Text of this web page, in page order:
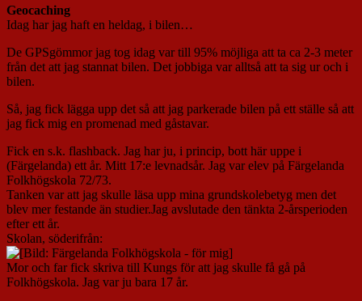
Geocaching
Idag har jag haft en heldag, i bilen…
De GPSgömmor jag tog idag var till 95% möjliga att ta ca 2-3 meter
från det att jag stannat bilen. Det jobbiga var alltså att ta sig ur och i
bilen.
Så, jag fick lägga upp det så att jag parkerade bilen på ett ställe så att
jag fick mig en promenad med gåstavar.
Fick en s.k. flashback. Jag har ju, i princip, bott här uppe i
(Färgelanda) ett år. Mitt 17:e levnadsår. Jag var elev på Färgelanda
Folkhögskola 72/73.
Tanken var att jag skulle läsa upp mina grundskolebetyg men det
blev mer festande än studier.Jag avslutade den tänkta 2-årsperioden
efter ett år.
Skolan, söderifrån:
Mor och far fick skriva till Kungs för att jag skulle få gå på
Folkhögskola. Jag var ju bara 17 år.